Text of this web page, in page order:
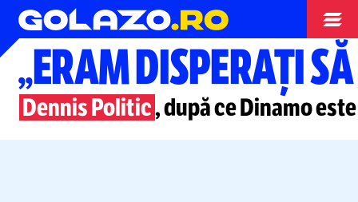
Superliga
„ERAM DISPERAȚI
Dennis Politic, după ce Dinamo